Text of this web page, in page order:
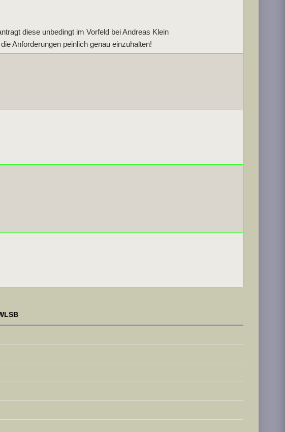
diese unbedingt im Vorfeld bei Andreas Klein
Anforderungen peinlich genau einzuhalten!